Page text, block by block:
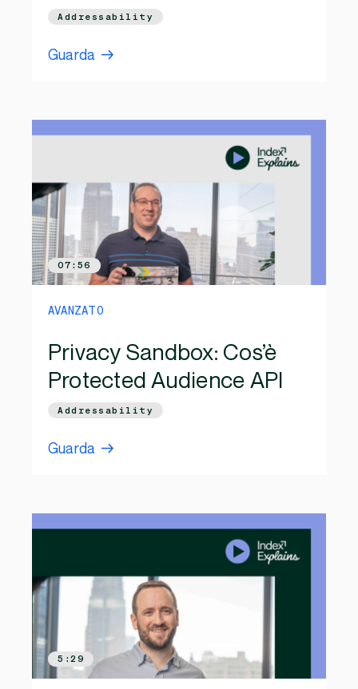
Addressability
Guarda
07:56
AVANZATO
Privacy Sandbox: Cos’è
Protected Audience API
Addressability
Guarda
5:29